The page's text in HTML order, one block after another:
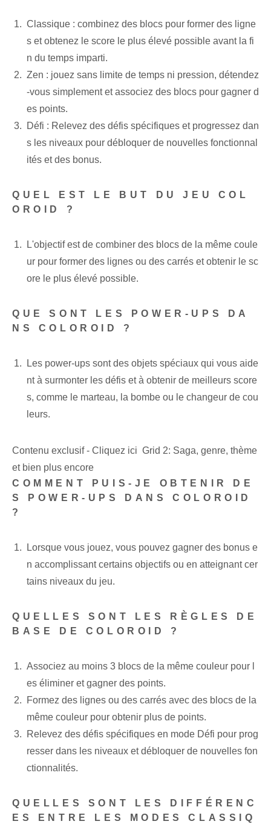
Classique : combinez des blocs pour former des ligne
s et obtenez le score le plus élevé possible avant la fi
n du temps imparti.
Zen : jouez sans limite de temps ni pression, détendez
-vous simplement et associez des blocs pour gagner d
es points.
Défi : Relevez des défis spécifiques et progressez dan
s les niveaux pour débloquer de nouvelles fonctionnal
ités et des bonus.
QUEL EST LE BUT DU JEU COL
OROID ?
L'objectif est de combiner des blocs de la même coule
ur pour former des lignes ou des carrés et obtenir le sc
ore le plus élevé possible.
QUE SONT LES POWER-UPS DA
NS COLOROID ?
Les power-ups sont des objets spéciaux qui vous aide
nt à surmonter les défis et à obtenir de meilleurs score
s, comme le marteau, la bombe ou le changeur de cou
leurs.
Contenu exclusif - Cliquez ici Grid 2: Saga, genre, thème
et bien plus encore
COMMENT PUIS-JE OBTENIR DE
S POWER-UPS DANS COLOROID
?
Lorsque vous jouez, vous pouvez gagner des bonus e
n accomplissant certains objectifs ou en atteignant cer
tains niveaux du jeu.
QUELLES SONT LES RÈGLES DE
BASE DE COLOROID ?
Associez au moins 3 blocs de la même couleur pour l
es éliminer et gagner des points.
Formez des lignes ou des carrés avec des blocs de la
même couleur pour obtenir plus de points.
Relevez des défis spécifiques en mode Défi pour prog
resser dans les niveaux et débloquer de nouvelles fon
ctionnalités.
QUELLES SONT LES DIFFÉRENC
ES ENTRE LES MODES CLASSIQ